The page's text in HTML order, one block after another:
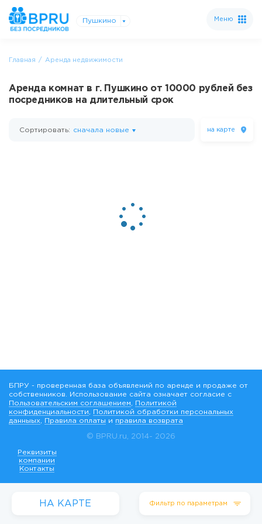
Пушкино Меню
Главная Аренда недвижимости
Аренда комнат в г. Пушкино от 10000 рублей без
посредников на длительный срок
НА КАРТЕ Фильтр по параметрам
Сортировать: сначала новые на карте
Реквизиты
компании
Контакты
© BPRU.ru, 2014- 2026
БПРУ - проверенная база объявлений по аренде и продаже от
собственников. Использование сайта означает согласие с
Пользовательским соглашением
Политикой
конфиденциальности
Политикой обработки персональных
данныых
Правила оплаты и правила возврата